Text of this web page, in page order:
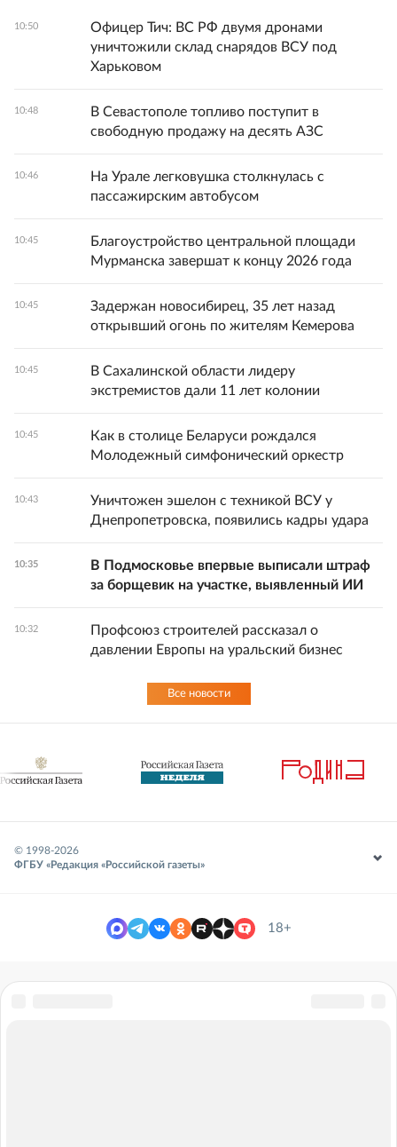
10:50
Офицер Тич: ВС РФ двумя дронами
уничтожили склад снарядов ВСУ под
Харьковом
10:48
В Севастополе топливо поступит в
свободную продажу на десять АЗС
10:46
На Урале легковушка столкнулась с
пассажирским автобусом
10:45
Благоустройство центральной площади
Мурманска завершат к концу 2026 года
10:45
Задержан новосибирец, 35 лет назад
открывший огонь по жителям Кемерова
10:45
В Сахалинской области лидеру
экстремистов дали 11 лет колонии
10:45
Как в столице Беларуси рождался
Молодежный симфонический оркестр
10:43
Уничтожен эшелон с техникой ВСУ у
Днепропетровска, появились кадры удара
10:35
В Подмосковье впервые выписали штраф
за борщевик на участке, выявленный ИИ
10:32
Профсоюз строителей рассказал о
давлении Европы на уральский бизнес
Все новости
© 1998-2026
ФГБУ «Редакция «Российской газеты»
18+